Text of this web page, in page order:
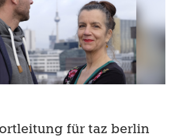
für taz berlin